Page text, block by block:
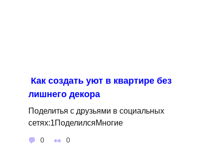
Как создать уют в квартире без
лишнего декора
Поделитья с друзьями в социальных
сетях:1ПоделилсяМногие
0 0